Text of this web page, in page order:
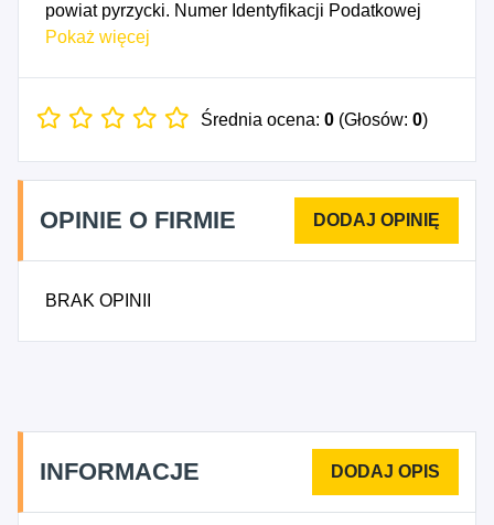
powiat pyrzycki. Numer Identyfikacji Podatkowej
NIP to 8531534193, a numer identyfikacyjny
przypada na dzień 02/07/2025. Wybrane kody PKD
niesklasyfikowane, 4399Z - Pozostałe
specjalistyczne roboty budowlane, gdzie indziej
Pokaż więcej
Średnia ocena: 0 (Głosów: 0)
OPINIE O FIRMIE
BRAK OPINII
INFORMACJE